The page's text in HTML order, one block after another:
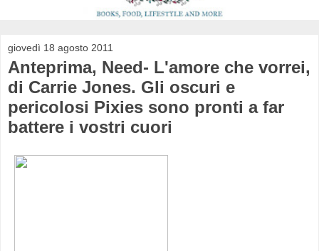
giovedì 18 agosto 2011
Anteprima, Need- L'amore che vorrei,
di Carrie Jones. Gli oscuri e
pericolosi Pixies sono pronti a far
battere i vostri cuori